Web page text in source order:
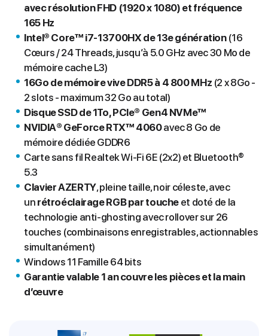
avec résolution FHD (1920 x 1080) et fréquence
165 Hz
Intel® Core™ i7-13700HX de 13e génération(16
Cœurs / 24 Threads, jusqu’à 5.0 GHz avec 30 Mo de
mémoire cache L3)
16Go de mémoire vive DDR5 à 4 800 MHz (2 x 8Go -
2 slots - maximum 32 Go au total)
Disque SSD de 1To, PCIe® Gen4 NVMe™
NVIDIA® GeForce RTX™ 4060avec 8 Go de
mémoire dédiée GDDR6
Carte sans fil Realtek Wi-Fi 6E (2x2) et Bluetooth®
5.3
Clavier AZERTY, pleine taille, noir céleste, avec
un rétroéclairage RGB par touche et doté de la
technologie anti-ghosting avec rollover sur 26
touches (combinaisons enregistrables, actionnables
simultanément)
Windows 11 Famille 64 bits
Garantie valable 1 an couvre les pièces et la main
d’œuvre